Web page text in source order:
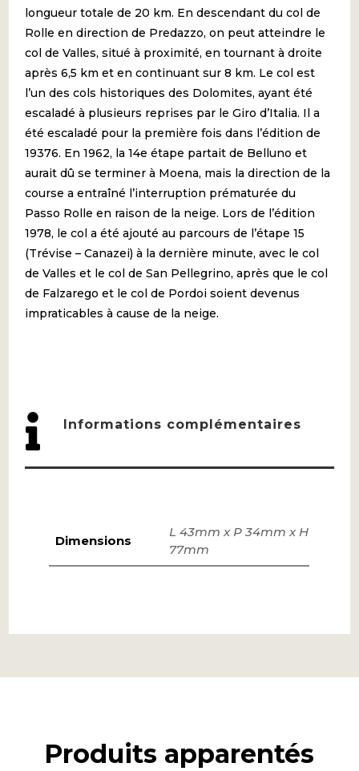
longueur totale de 20 km. En descendant du col de
Rolle en direction de Predazzo, on peut atteindre le
col de Valles, situé à proximité, en tournant à droite
après 6,5 km et en continuant sur 8 km. Le col est
l’un des cols historiques des Dolomites, ayant été
escaladé à plusieurs reprises par le Giro d’Italia. Il a
été escaladé pour la première fois dans l’édition de
19376. En 1962, la 14e étape partait de Belluno et
aurait dû se terminer à Moena, mais la direction de la
course a entraîné l’interruption prématurée du
Passo Rolle en raison de la neige. Lors de l’édition
1978, le col a été ajouté au parcours de l’étape 15
(Trévise – Canazei) à la dernière minute, avec le col
de Valles et le col de San Pellegrino, après que le col
de Falzarego et le col de Pordoi soient devenus
impraticables à cause de la neige.
 Informations complémentaires
Dimensions
L 43mm x P 34mm x H
77mm
Produits apparentés